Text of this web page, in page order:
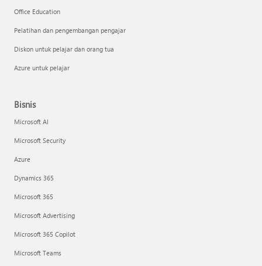
Office Education
Pelatihan dan pengembangan pengajar
Diskon untuk pelajar dan orang tua
Azure untuk pelajar
Bisnis
Microsoft AI
Microsoft Security
Azure
Dynamics 365
Microsoft 365
Microsoft Advertising
Microsoft 365 Copilot
Microsoft Teams